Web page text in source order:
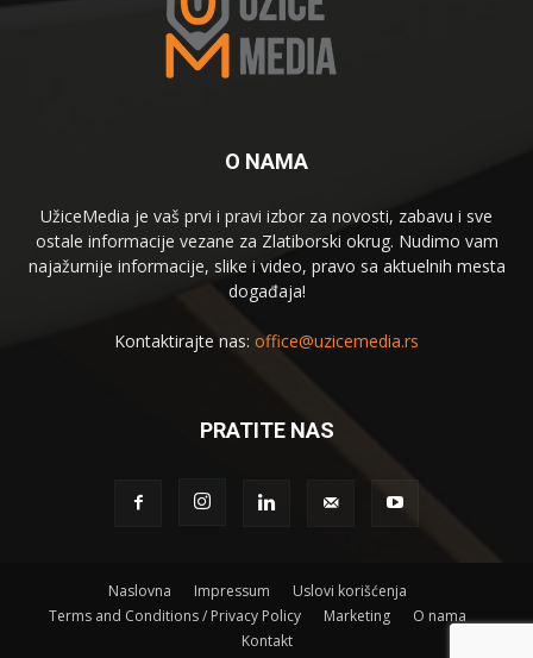
O NAMA
UžiceMedia je vaš prvi i pravi izbor za novosti, zabavu i sve
ostale informacije vezane za Zlatiborski okrug. Nudimo vam
najažurnije informacije, slike i video, pravo sa aktuelnih mesta
događaja!
Kontaktirajte nas: office@uzicemedia.rs
PRATITE NAS
Naslovna Impressum
Uslovi korišćenja
Terms and Conditions / Privacy Policy
Marketing
O nama
Kontakt